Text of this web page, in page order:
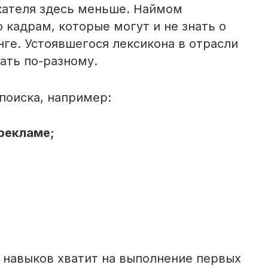
здесь меньше. Наймом
которые могут и не знать о
Устоявшегося лексикона в отрасли
по-разному.
например:
хватит на выполнение первых